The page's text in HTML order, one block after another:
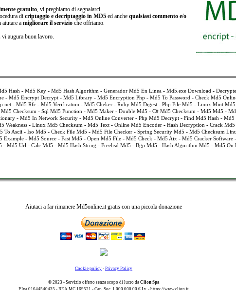
gratuito, vi preghiamo di segnalarci
di criptaggio e decriptaggio in MD5ed anche qualsiasi commento e/o
aiutare a migliorare il servizioche offriamo.
vi augura buon lavoro.
Hash - Md5 Key - Md5 Hash Algorithm - Generador Md5 En Linea - Md5.exe Download -
- Md5 Encrypt Decrypt- Md5 Library- Md5 Encryption Php - Md5 To Password - Check Md5
- Md5 Rfc - Md5 Verification - Md5 Cheker - Ruby Md5 Digest - Php File Md5 - Linux Mint Md5
Checksum - Sql Md5 Function - Md5 Maker- Double Md5 - C# Md5 Checksum - Md5 Md5 -
- Md5 In Network Security - Md5 Online Converter - Php Md5 Decrypt - Find Md5 Hash - Md5
Weakness- Linux Md5 Checksum - Md5 Text- Online Md5 Encoder- Hash Decryption - Crack Md5
To Ascii - Iso Md5 - Check File Md5 - Md5 File Checker- Spring Security Md5 - Md5 Checksum
Example - Md5 Source - Fast Md5 - Open Md5 File - Md5 Check - Md5 Aix - Md5 Cracker Software -
- Md5 Url - Calc Md5 - Md5 Hash String - Freebsd Md5 - Bgp Md5 - Hash Algorithm Md5 - Md5 On
Aiutaci a far rimanere Md5online.it gratis con una piccola donazione
Cookie policy - Privacy Policy
© 2023 - Servizio offerto senza scopo di lucro da Clion Spa
P.Iva 01644540435 - REA MC 169521 - Cap. Soc. 1.000.000,00 € I.v. - https://www.clion.it